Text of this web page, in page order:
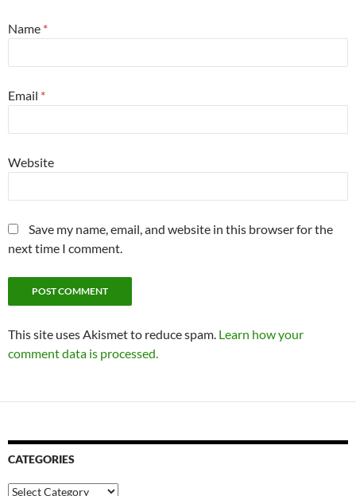
Name *
Email *
Website
Save my name, email, and website in this browser for the
next time I comment.
This site uses Akismet to reduce spam. Learn how your
comment data is processed.
CATEGORIES
Categories